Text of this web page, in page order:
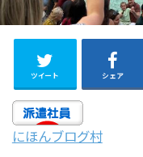
ツイート シェア
にほんブログ村